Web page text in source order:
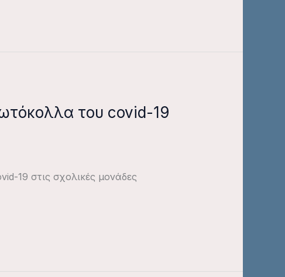
του covid-19
19 στις σχολικές μονάδες